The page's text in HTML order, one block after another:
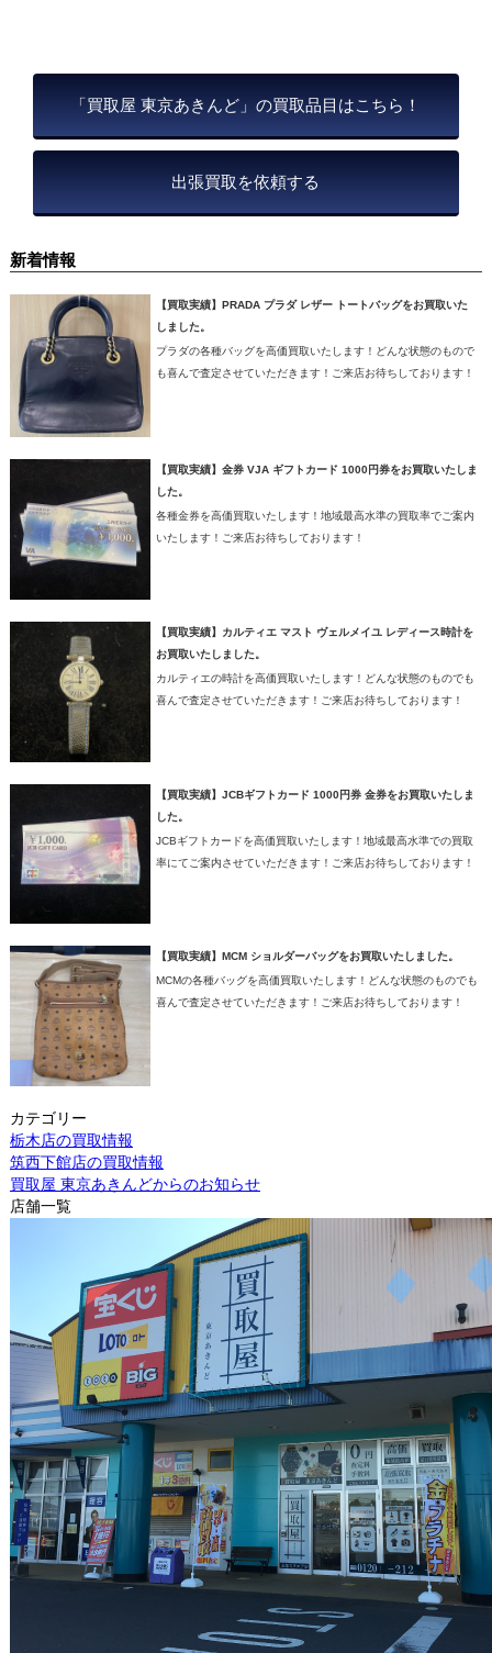
「買取屋 東京あきんど」の買取品目はこちら！
出張買取を依頼する
新着情報
【買取実績】PRADA プラダ レザー トートバッグをお買取いた
しました。
プラダの各種バッグを高価買取いたします！どんな状態のもので
も喜んで査定させていただきます！ご来店お待ちしております！
【買取実績】金券 VJA ギフトカード 1000円券をお買取いたしま
した。
各種金券を高価買取いたします！地域最高水準の買取率でご案内
いたします！ご来店お待ちしております！
【買取実績】カルティエ マスト ヴェルメイユ レディース時計を
お買取いたしました。
カルティエの時計を高価買取いたします！どんな状態のものでも
喜んで査定させていただきます！ご来店お待ちしております！
【買取実績】JCBギフトカード 1000円券 金券をお買取いたしま
した。
JCBギフトカードを高価買取いたします！地域最高水準での買取
率にてご案内させていただきます！ご来店お待ちしております！
【買取実績】MCM ショルダーバッグをお買取いたしました。
MCMの各種バッグを高価買取いたします！どんな状態のものでも
喜んで査定させていただきます！ご来店お待ちしております！
カテゴリー
栃木店の買取情報
筑西下館店の買取情報
買取屋 東京あきんどからのお知らせ
店舗一覧